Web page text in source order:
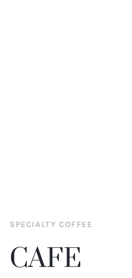
SPECIALTY COFFEE
CAFE